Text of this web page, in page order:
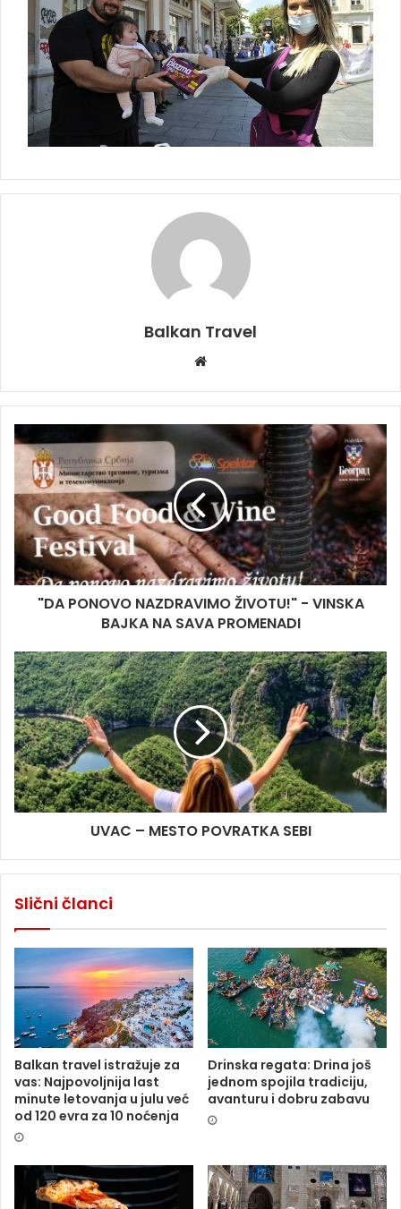
Balkan Travel
b
s
t
e
"DA PONOVO NAZDRAVIMO ŽIVOTU!" - VINSKA
BAJKA NA SAVA PROMENADI
UVAC – MESTO POVRATKA SEBI
Slični članci
Balkan travel istražuje za
vas: Najpovoljnija last
minute letovanja u julu već
od 120 evra za 10 noćenja
Drinska regata: Drina još
jednom spojila tradiciju,
avanturu i dobru zabavu